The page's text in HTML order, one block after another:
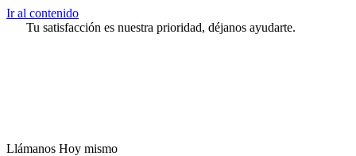
Ir al contenido
Tu satisfacción es nuestra prioridad, déjanos ayudarte.
Llámanos Hoy mismo